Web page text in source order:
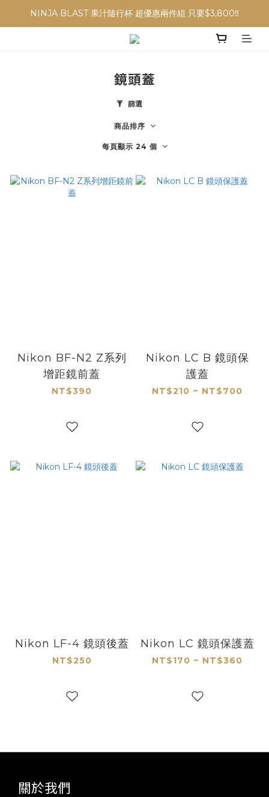
NINJA BLAST 果汁隨行杯 超優惠兩件組 只要$3,800‼️
NINJA BLAST 果汁隨行杯 超優惠兩件組 只要$3,800‼️
✨收藏經典， F接環鏡頭4折起✨
鏡頭蓋
篩選
商品排序
每頁顯示 24 個
Nikon BF-N2 Z系列
增距鏡前蓋
NT$390
Nikon LC B 鏡頭保
護蓋
NT$210 ~ NT$700
Nikon LF-4 鏡頭後蓋
NT$250
Nikon LC 鏡頭保護蓋
NT$170 ~ NT$360
關於我們